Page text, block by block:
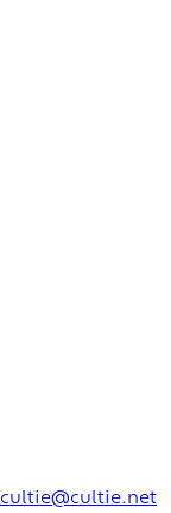
cultie@cultie.net